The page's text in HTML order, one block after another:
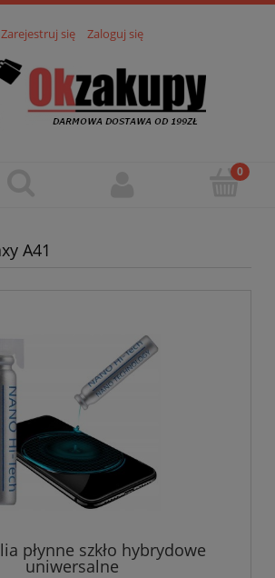
Zarejestruj się Zaloguj się
A41
płynne szkło hybrydowe
uniwersalne